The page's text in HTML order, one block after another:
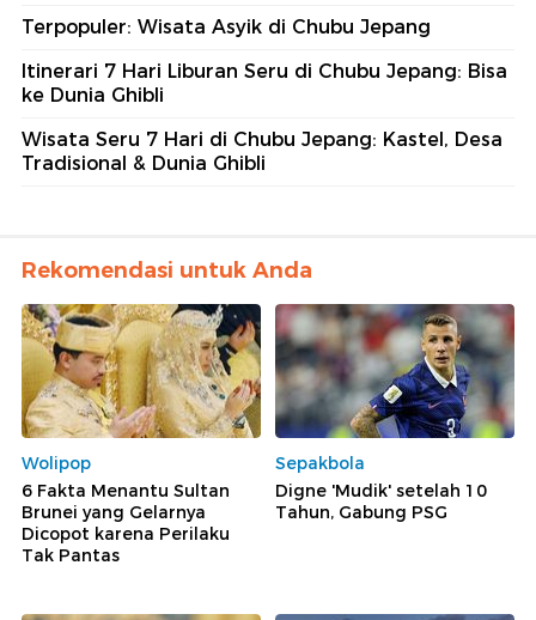
Terpopuler: Wisata Asyik di Chubu Jepang
Itinerari 7 Hari Liburan Seru di Chubu Jepang: Bisa
ke Dunia Ghibli
Wisata Seru 7 Hari di Chubu Jepang: Kastel, Desa
Tradisional & Dunia Ghibli
Rekomendasi untuk Anda
Wolipop
6 Fakta Menantu Sultan
Brunei yang Gelarnya
Dicopot karena Perilaku
Tak Pantas
Sepakbola
Digne 'Mudik' setelah 10
Tahun, Gabung PSG